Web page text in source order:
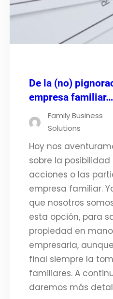
De la (no)
empresa familiar…
Family Business
Solutions
Hoy nos
sobre la
acciones o las
empresa familiar.
que nosotros
esta opción, para
propiedad en
empresaria,
final siempre la
familiares. A
daremos más